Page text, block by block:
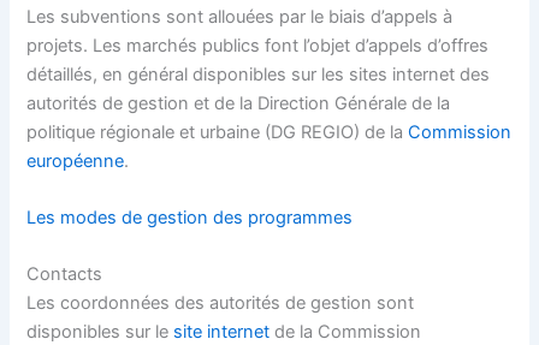
Les subventions sont allouées par le biais d’appels à
projets. Les marchés publics font l’objet d’appels d’offres
détaillés, en général disponibles sur les sites internet des
autorités de gestion et de la Direction Générale de la
politique régionale et urbaine (DG REGIO) de laCommission
européenne.
Les modes de gestion des programmes
Contacts
Les coordonnées des autorités de gestion sont
disponibles sur le site internet de la Commission